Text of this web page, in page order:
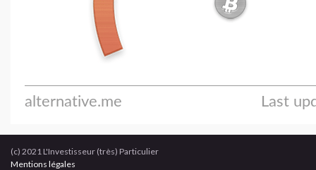
(c) 2021 L'Investisseur (très) Particulier
Mentions légales